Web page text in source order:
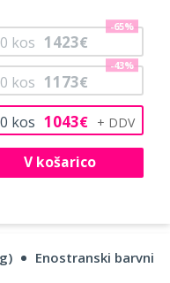
kos 1043€
kos 1173€
-43%
kos 1423€
-65%
V košarico
Enostranski barvni